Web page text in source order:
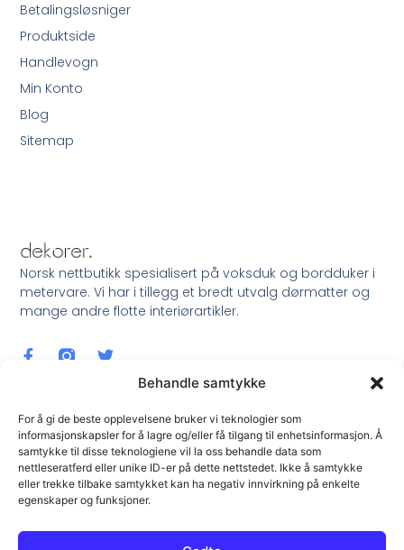
Behandle samtykke
For å gi de beste opplevelsene bruker vi teknologier som
informasjonskapsler for å lagre og/eller få tilgang til enhetsinformasjon. Å
samtykke til disse teknologiene vil la oss behandle data som
nettleseratferd eller unike ID-er på dette nettstedet. Ikke å samtykke
eller trekke tilbake samtykket kan ha negativ innvirkning på enkelte
egenskaper og funksjoner.
Norsk nettbutikk spesialisert på voksduk og bordduker i
metervare. Vi har i tillegg et bredt utvalg dørmatter og
mange andre flotte interiørartikler.
Betalingsløsniger
Produktside
Handlevogn
Min Konto
Blog
Sitemap
Meld Deg På Nyhetsbrev !